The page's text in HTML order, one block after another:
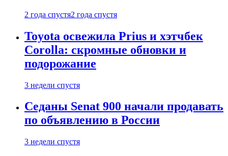
2 года спустя2 года спустя
Toyota освежила Prius и хэтчбек
Corolla: скромные обновки и
подорожание
3 недели спустя
Седаны Senat 900 начали продавать
по объявлению в России
3 недели спустя